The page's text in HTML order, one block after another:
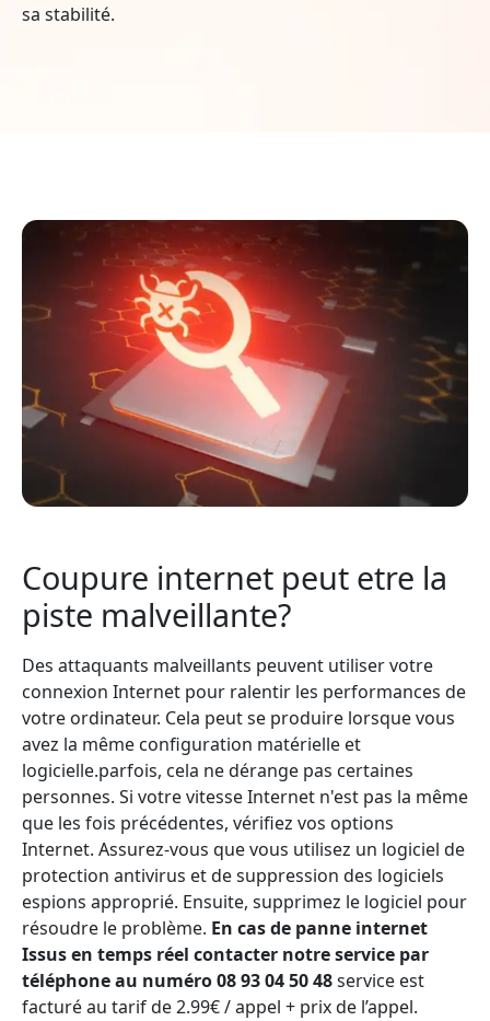
sa stabilité.
Coupure internet peut etre la
piste malveillante?
Des attaquants malveillants peuvent utiliser votre
connexion Internet pour ralentir les performances de
votre ordinateur. Cela peut se produire lorsque vous
avez la même configuration matérielle et
logicielle.parfois, cela ne dérange pas certaines
personnes. Si votre vitesse Internet n'est pas la même
que les fois précédentes, vérifiez vos options
Internet. Assurez-vous que vous utilisez un logiciel de
protection antivirus et de suppression des logiciels
espions approprié. Ensuite, supprimez le logiciel pour
résoudre le problème. En cas de panne internet
Issus en temps réel contacter notre service par
téléphone au numéro 08 93 04 50 48service est
facturé au tarif de 2.99€ / appel + prix de l’appel.